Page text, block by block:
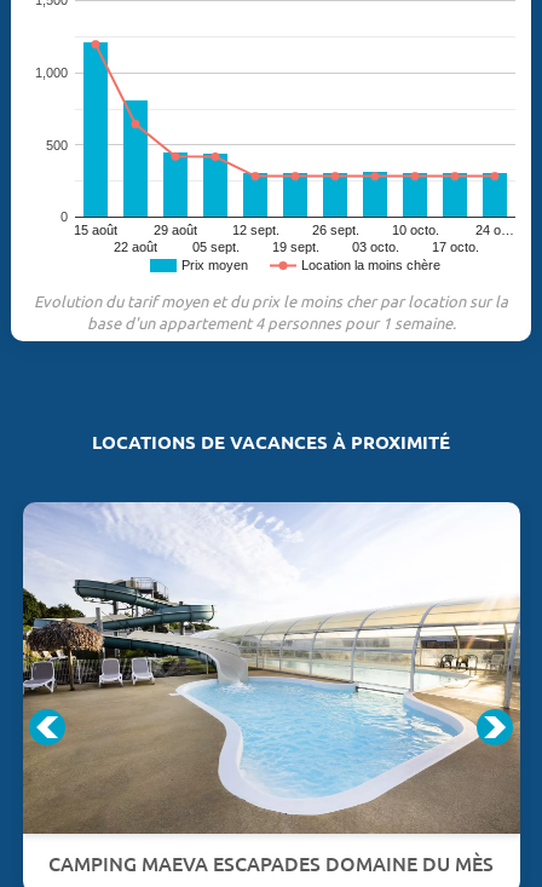
Prix moyen Location la moins chère
15 août
22 août
29 août
05 sept.
12 sept.
19 sept.
26 sept.
03 octo.
10 octo.
17 octo.
24 o…
0
500
1,000
Evolution du tarif moyen et du prix le moins cher par location sur la
base d'un appartement 4 personnes pour 1 semaine.
LOCATIONS DE VACANCES À PROXIMITÉ
CAMPING MAEVA ESCAPADES DOMAINE DU MÈS